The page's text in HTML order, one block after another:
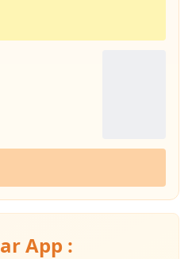
App :